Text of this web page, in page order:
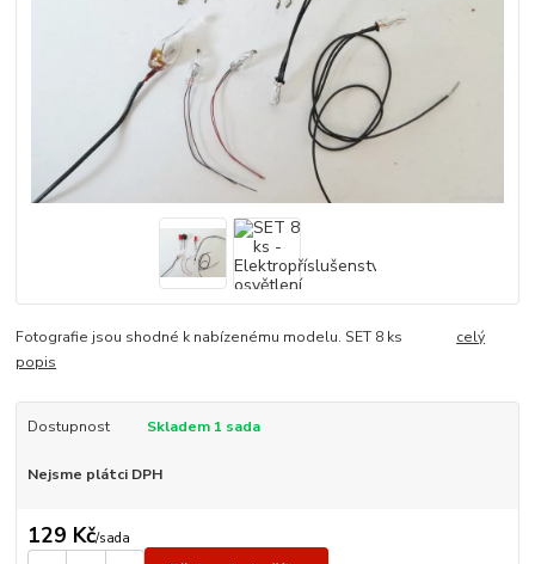
Fotografie jsou shodné k nabízenému modelu. SET 8 ks celý
popis
Dostupnost Skladem 1 sada
Nejsme plátci DPH
129 Kč/sada